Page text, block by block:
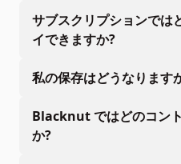
サブスクリプションでは
イできますか?
私の保存はどうなります
Blacknut ではどのコン
か?